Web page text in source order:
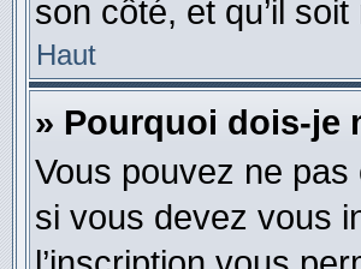
son côté, et qu’il
Haut
» Pourquoi dois-je
Vous pouvez ne pas
si vous devez vous